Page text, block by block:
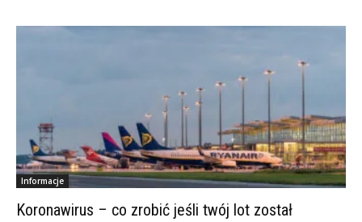
Informacje
Koronawirus – co zrobić jeśli twój lot został